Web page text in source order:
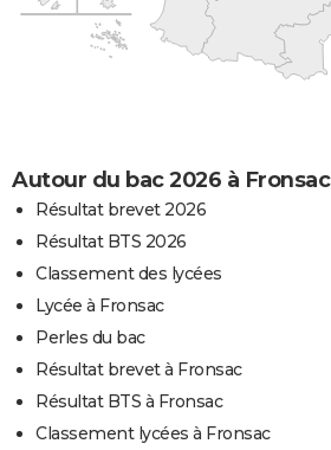
Autour du bac 2026 à Fronsac
Résultat brevet 2026
Résultat BTS 2026
Classement des lycées
Lycée à Fronsac
Perles du bac
Résultat brevet à Fronsac
Résultat BTS à Fronsac
Classement lycées à Fronsac